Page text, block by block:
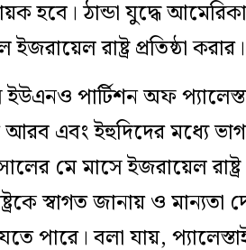
হবে। ঠান্ডা যুদ্ধে
রাষ্ট্র প্রতিষ্ঠা করার।
পার্টিশন অফ
এবং ইহুদিদের মধ্যে ভাগ
মে মাসে ইজরায়েল
স্বাগত জানায় ও
পারে। বলা যায়,